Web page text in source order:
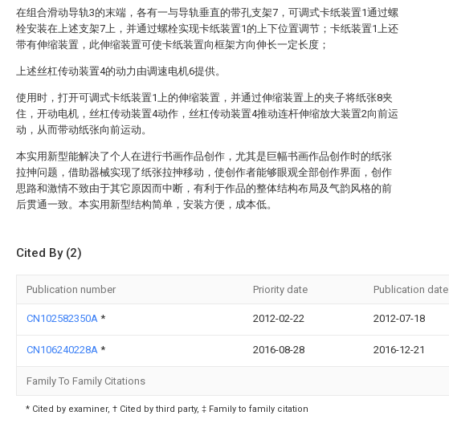
在组合滑动导轨3的末端，各有一与导轨垂直的带孔支架7，可调式卡纸装置1通过螺
栓安装在上述支架7上，并通过螺栓实现卡纸装置1的上下位置调节；卡纸装置1上还
带有伸缩装置，此伸缩装置可使卡纸装置向框架方向伸长一定长度；
上述丝杠传动装置4的动力由调速电机6提供。
使用时，打开可调式卡纸装置1上的伸缩装置，并通过伸缩装置上的夹子将纸张8夹
住，开动电机，丝杠传动装置4动作，丝杠传动装置4推动连杆伸缩放大装置2向前运
动，从而带动纸张向前运动。
本实用新型能解决了个人在进行书画作品创作，尤其是巨幅书画作品创作时的纸张
拉抻问题，借助器械实现了纸张拉抻移动，使创作者能够眼观全部创作界面，创作
思路和激情不致由于其它原因而中断，有利于作品的整体结构布局及气韵风格的前
后贯通一致。本实用新型结构简单，安装方便，成本低。
Cited By (2)
Publication number Priority date Publication date
CN102582350A * 2012-02-22 2012-07-18
CN106240228A * 2016-08-28 2016-12-21
Family To Family Citations
* Cited by examiner, † Cited by third party, ‡ Family to family citation